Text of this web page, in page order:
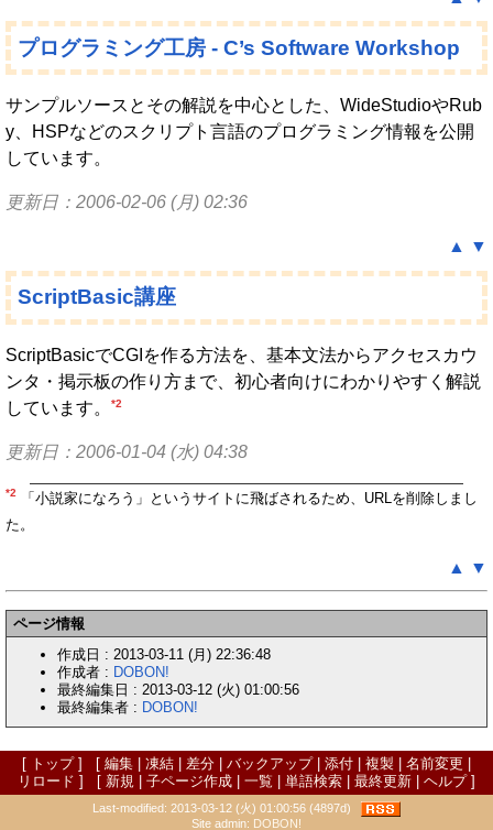
プログラミング工房 - C’s Software Workshop
サンプルソースとその解説を中心とした、WideStudioやRub
y、HSPなどのスクリプト言語のプログラミング情報を公開
しています。
更新日：2006-02-06 (月) 02:36
▲ ▼
ScriptBasic講座
ScriptBasicでCGIを作る方法を、基本文法からアクセスカウ
ンタ・掲示板の作り方まで、初心者向けにわかりやすく解説
しています。
*2
更新日：2006-01-04 (水) 04:38
*2
「小説家になろう」というサイトに飛ばされるため、URLを削除しまし
た。
▲ ▼
ページ情報
作成日 : 2013-03-11 (月) 22:36:48
作成者 : DOBON!
最終編集日 : 2013-03-12 (火) 01:00:56
最終編集者 : DOBON!
[ トップ] [ 編集 凍結 差分 バックアップ| 添付 複製 名前変更
リロード ] [ 新規 子ページ作成 一覧 単語検索 最終更新 ヘルプ]
Last-modified: 2013-03-12 (火) 01:00:56 (4897d)
Site admin: DOBON!